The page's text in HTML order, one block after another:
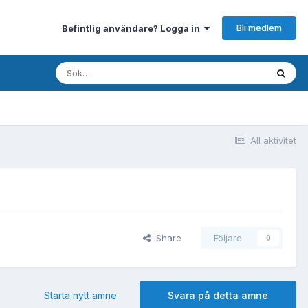
Befintlig användare? Logga in Bli medlem
All aktivitet
Share Följare 0
Svara på detta ämne
Starta nytt ämne